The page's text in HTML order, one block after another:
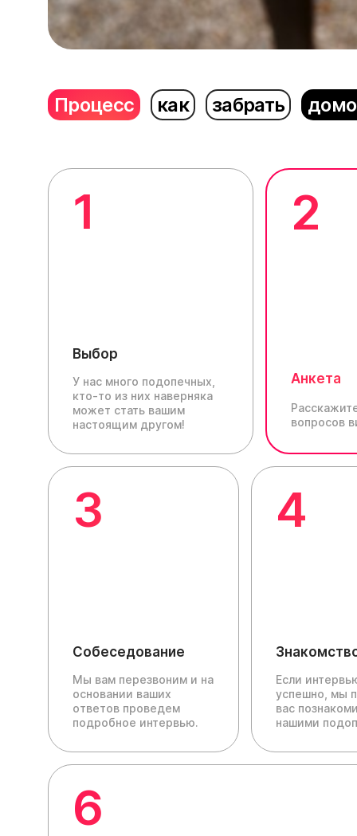
Процесс как забрать
1
Выбор
У нас много подопечных,
кто-то из них наверняка
может стать вашим
настоящим другом!
2
Анкета
вопросов
3
Собеседование
Мы вам перезвоним и на
основании ваших
ответов проведем
подробное интервью.
4
Если
успешно, мы
вас
нашими
6